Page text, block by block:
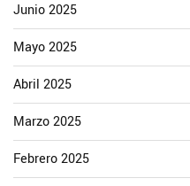
Junio 2025
Mayo 2025
Abril 2025
Marzo 2025
Febrero 2025